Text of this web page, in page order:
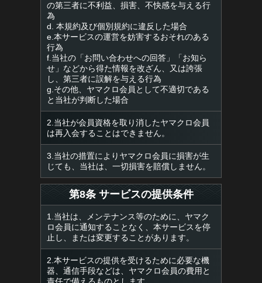
の第三者に不利益、損害、不快感を与える行
為
d. 本規約及び個別規約に違反した場合
e.本サービスの運営を妨害するおそれのある
行為
f.当社の「お問い合わせへの回答」「お知ら
せ」などから得た情報を改ざん、又は誇張
し、第三者に誤解を与える行為
g.その他、ヤマクロ会員として不適切である
と当社が判断した場合
2.当社が会員資格を取り消したヤマクロ会員
は再入会することはできません。
3.当社の措置によりヤマクロ会員に損害が生
じても、当社は、一切損害を賠償しません。
第8条 サービスの提供条件
1.当社は、メンテナンス等のために、ヤマク
ロ会員に通知することなく、本サービスを停
止し、または変更することがあります。
2.本サービスの提供を受けるために必要な機
器、通信手段などは、ヤマクロ会員の費用と